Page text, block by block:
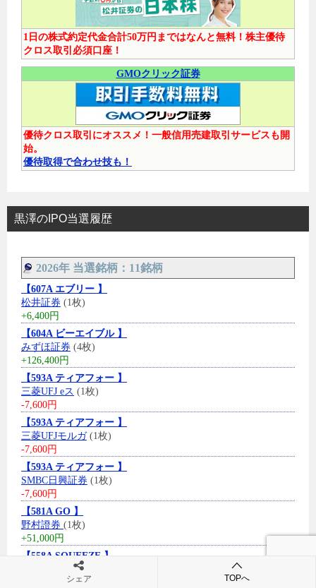
1日の株式約定代金合計50万円まではなんと無料！株主優待
クロス取引必須口座！
GMOクリック証券
優待クロス取引にオススメ！一般信用売建取引サービスも開
始。
優待取得で合わせ技も！
黒澤のIPO当選履歴
2026年 当選銘柄：11銘柄
【607A エブリー 】
松井証券 (1枚)
+6,400円
【604A ビーエイブル 】
みずほ証券 (4枚)
+126,400円
【593A ティアフォー 】
三菱UFJ eス (1枚)
-7,600円
【593A ティアフォー 】
三菱UFJモルガ(1枚)
-7,600円
【593A ティアフォー 】
SMBC日興証券 (1枚)
-7,600円
【581A GO 】
野村證券 (1枚)
+51,000円
【558A SQUEEZE 】
(1枚)
シェア TOPへ